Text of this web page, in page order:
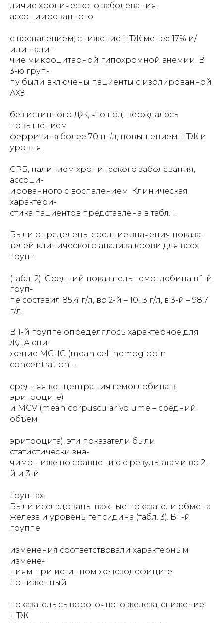
личие хронического заболевания,
ассоциированного
с воспалением; снижение НТЖ менее 17% и/
или нали-
чие микроцитарной гипохромной анемии. В
3-ю груп-
пу были включены пациенты с изолированной
АХЗ
без истинного ДЖ, что подтверждалось
повышением
ферритина более 70 нг/л, повышением НТЖ и
уровня
СРБ, наличием хронического заболевания,
ассоци-
ированного с воспалением. Клиническая
характери-
стика пациентов представлена в табл. 1.
Были определены средние значения показа-
телей клинического анализа крови для всех
групп
(табл. 2). Средний показатель гемоглобина в 1-й
груп-
пе составил 85,4 г/л, во 2-й – 101,3 г/л, в 3-й – 98,7
г/л.
В 1-й группе определялось характерное для
ЖДА сни-
жение MCHC (mean cell hemoglobin
concentration –
средняя концентрация гемоглобина в
эритроците)
и MCV (mean corpuscular volume – средний
объем
эритроцита), эти показатели были
статистически зна-
чимо ниже по сравнению с результатами во 2-
й и 3-й
группах.
Были исследованы важные показатели обмена
железа и уровень гепсидина (табл. 3). В 1-й
группе
изменения соответствовали характерным
измене-
ниям при истинном железодефиците:
пониженный
показатель сывороточного железа, снижение
НТЖ